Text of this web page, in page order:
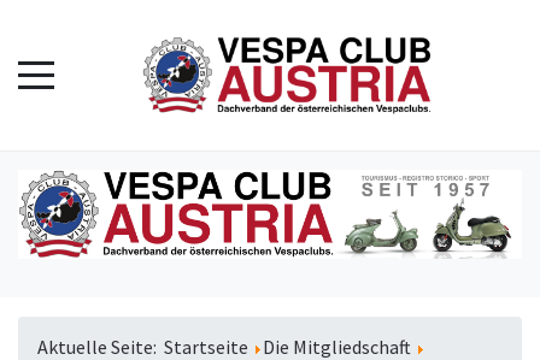
Aktuelle Seite: Startseite
Die Mitgliedschaft